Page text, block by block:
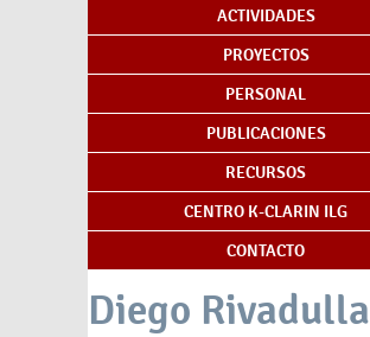
ACTIVIDADES
PROYECTOS
PERSONAL
PUBLICACIONES
RECURSOS
CENTRO K-CLARIN ILG
CONTACTO
Diego Rivadulla